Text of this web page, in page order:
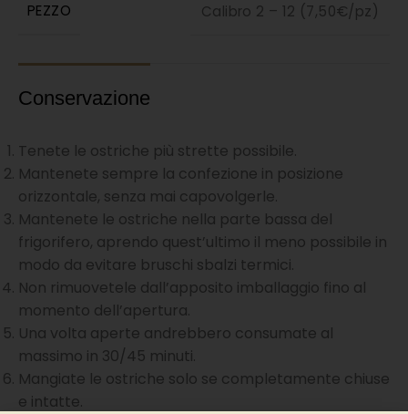
PEZZO Calibro 2 – 12 (7,50€/pz)
Conservazione
Tenete le ostriche più strette possibile.
Mantenete sempre la confezione in posizione
orizzontale, senza mai capovolgerle.
Mantenete le ostriche nella parte bassa del
frigorifero, aprendo quest’ultimo il meno possibile in
modo da evitare bruschi sbalzi termici.
Non rimuovetele dall’apposito imballaggio fino al
momento dell’apertura.
Una volta aperte andrebbero consumate al
massimo in 30/45 minuti.
Mangiate le ostriche solo se completamente chiuse
e intatte.